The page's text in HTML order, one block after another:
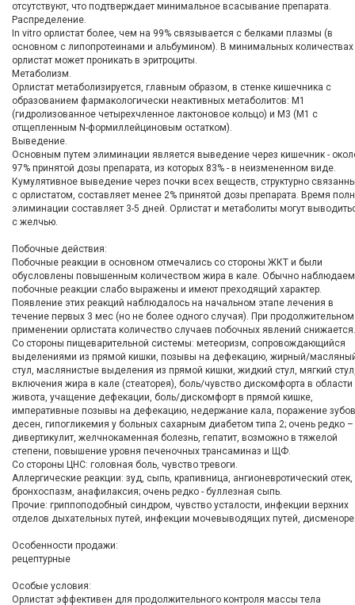
отсутствуют, что подтверждает минимальное всасывание препарата.
Распределение.
In vitro орлистат более, чем на 99% связывается с белками плазмы (в
основном с липопротеинами и альбумином). В минимальных количествах
орлистат может проникать в эритроциты.
Метаболизм.
Орлистат метаболизируется, главным образом, в стенке кишечника с
образованием фармакологически неактивных метаболитов: M1
(гидролизованное четырехчленное лактоновое кольцо) и М3 (M1 с
отщепленным N-формиллейциновым остатком).
Выведение.
Основным путем элиминации является выведение через кишечник -
97% принятой дозы препарата, из которых 83% - в неизмененном виде.
Кумулятивное выведение через почки всех веществ, структурно
с орлистатом, составляет менее 2% принятой дозы препарата. Время
элиминации составляет 3-5 дней. Орлистат и метаболиты могут
с желчью.
Побочные действия:
Побочные реакции в основном отмечались со стороны ЖКТ и были
обусловлены повышенным количеством жира в кале. Обычно
побочные реакции слабо выражены и имеют преходящий характер.
Появление этих реакций наблюдалось на начальном этапе лечения в
течение первых 3 мес (но не более одного случая). При продолжительном
применении орлистата количество случаев побочных явлений снижается.
Со стороны пищеварительной системы: метеоризм, сопровождающийся
выделениями из прямой кишки, позывы на дефекацию, жирный/
стул, маслянистые выделения из прямой кишки, жидкий стул, мягкий
включения жира в кале (стеаторея), боль/чувство дискомфорта в области
живота, учащение дефекации, боль/дискомфорт в прямой кишке,
императивные позывы на дефекацию, недержание кала, поражение
десен, гипогликемия у больных сахарным диабетом типа 2; очень редко –
дивертикулит, желчнокаменная болезнь, гепатит, возможно в тяжелой
степени, повышение уровня печеночных трансаминаз и ЩФ.
Со стороны ЦНС: головная боль, чувство тревоги.
Аллергические реакции: зуд, сыпь, крапивница, ангионевротический отек,
бронхоспазм, анафилаксия; очень редко - буллезная сыпь.
Прочие: гриппоподобный синдром, чувство усталости, инфекции верхних
отделов дыхательных путей, инфекции мочевыводящих путей,
Особенности продажи:
рецептурные
Особые условия:
Орлистат эффективен для продолжительного контроля массы тела